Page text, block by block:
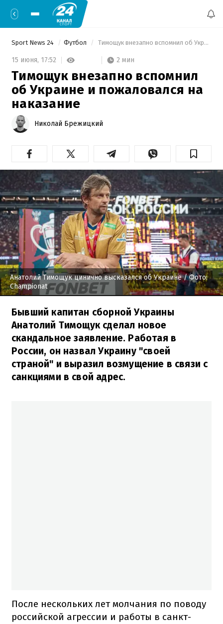
Sport News 24 Футбол Тимощук внезапно вспомнил об Украине и пожаловался на наказание
15 июня, 17:52 2 мин
Тимощук внезапно вспомнил
об Украине и пожаловался на
наказание
Николай Брежицкий
Анатолий Тимощук цинично высказался об Украине/ Фото:
Championat
Бывший капитан сборной Украины
Анатолий Тимощук сделал новое
скандальное заявление. Работая в
России, он назвал Украину "своей
страной" и выразил возмущение в связи с
санкциями в свой адрес.
После нескольких лет молчания по поводу
российской агрессии и работы в санкт-